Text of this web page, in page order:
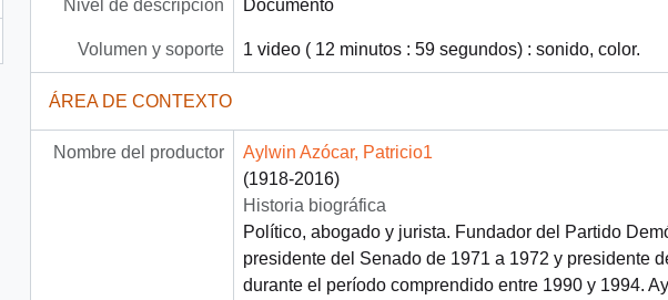
Nivel de descripción Documento
Volumen y soporte 1 video ( 12 minutos : 59 segundos) : sonido, color.
ÁREA DE CONTEXTO
Nombre del productor
Aylwin Azócar, Patricio1
(1918-2016)
Historia biográfica
Político, abogado y jurista. Fundador del Partido
presidente del Senado de 1971 a 1972 y presidente
durante el período comprendido entre 1990 y 1994.